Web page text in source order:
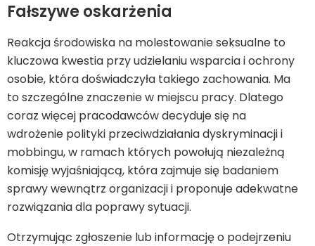
Fałszywe oskarżenia
Reakcja środowiska na molestowanie seksualne to
kluczowa kwestia przy udzielaniu wsparcia i ochrony
osobie, która doświadczyła takiego zachowania. Ma
to szczególne znaczenie w miejscu pracy. Dlatego
coraz więcej pracodawców decyduje się na
wdrożenie polityki przeciwdziałania dyskryminacji i
mobbingu, w ramach których powołują niezależną
komisję wyjaśniającą, która zajmuje się badaniem
sprawy wewnątrz organizacji i proponuje adekwatne
rozwiązania dla poprawy sytuacji.
Otrzymując zgłoszenie lub informację o podejrzeniu